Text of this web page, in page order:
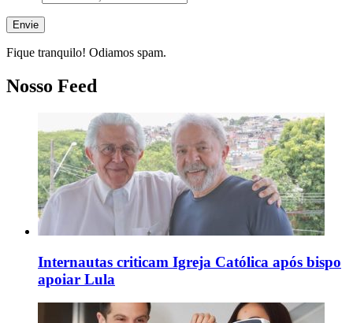
Fique tranquilo! Odiamos spam.
Nosso Feed
Internautas criticam Igreja Católica após bispo
apoiar Lula